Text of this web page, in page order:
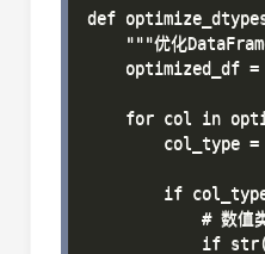
def
"""优化
optimized_df =
for col in
col_type
if
# 数值
if